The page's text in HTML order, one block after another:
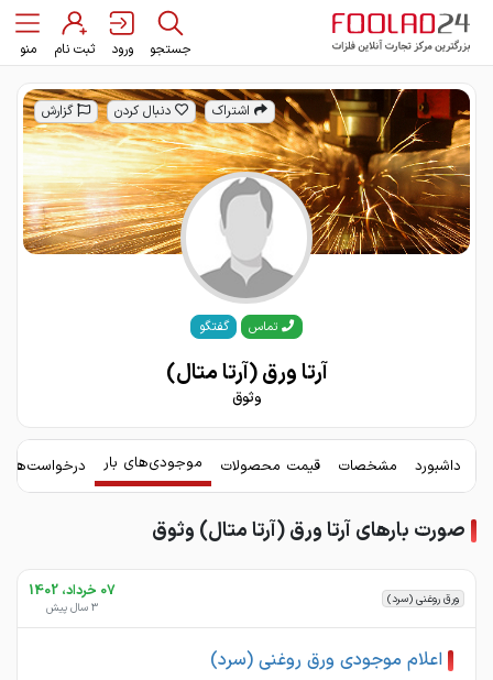
جستجو ورود ثبت نام منو
اشتراک دنبال کردن گزارش
تماس گفتگو
آرتا ورق (آرتا متال)
وثوق
داشبورد مشخصات قیمت محصولات موجودی‌های بار
صورت بارهای آرتا ورق (آرتا متال) وثوق
ورق روغنی (سرد) 07 خرداد، 1402
3 سال پیش
اعلام موجودی ورق روغنی (سرد)